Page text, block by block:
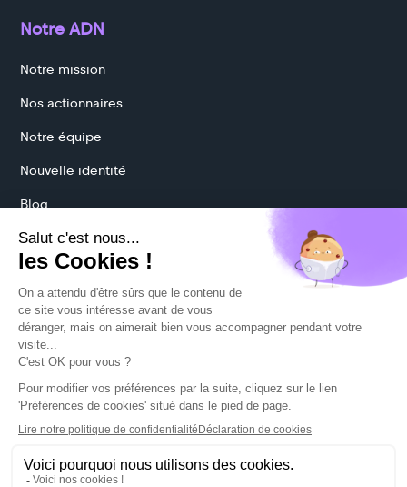
Notre ADN
Notre mission
Nos actionnaires
Notre équipe
Nouvelle identité
Blog
Protection des données
Mentions légales
CGU
Politique cookies
Préférences cookies